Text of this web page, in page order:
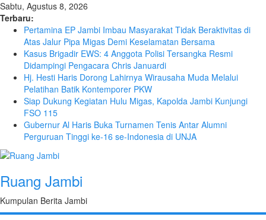
Sabtu, Agustus 8, 2026
Terbaru:
Pertamina EP Jambi Imbau Masyarakat Tidak Beraktivitas di
Atas Jalur Pipa Migas Demi Keselamatan Bersama
Kasus Brigadir EWS: 4 Anggota Polisi Tersangka Resmi
Didampingi Pengacara Chris Januardi
Hj. Hesti Haris Dorong Lahirnya Wirausaha Muda Melalui
Pelatihan Batik Kontemporer PKW
Siap Dukung Kegiatan Hulu Migas, Kapolda Jambi Kunjungi
FSO 115
Gubernur Al Haris Buka Turnamen Tenis Antar Alumni
Perguruan Tinggi ke-16 se-Indonesia di UNJA
Ruang Jambi
Kumpulan Berita Jambi